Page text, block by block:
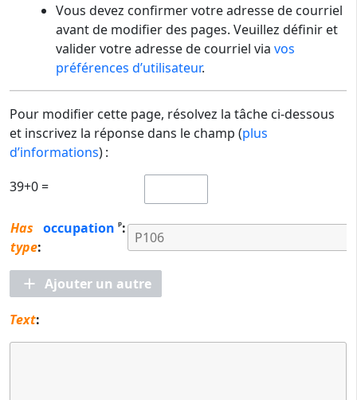
Vous devez confirmer votre adresse de courriel
avant de modifier des pages. Veuillez définir et
valider votre adresse de courriel via vos
préférences d’utilisateur.
Pour modifier cette page, résolvez la tâche ci-dessous
et inscrivez la réponse dans le champ (plus
d’informations) :
39+0 =
Has
type:
occupation ᵖ:
Ajouter un autre
Text: